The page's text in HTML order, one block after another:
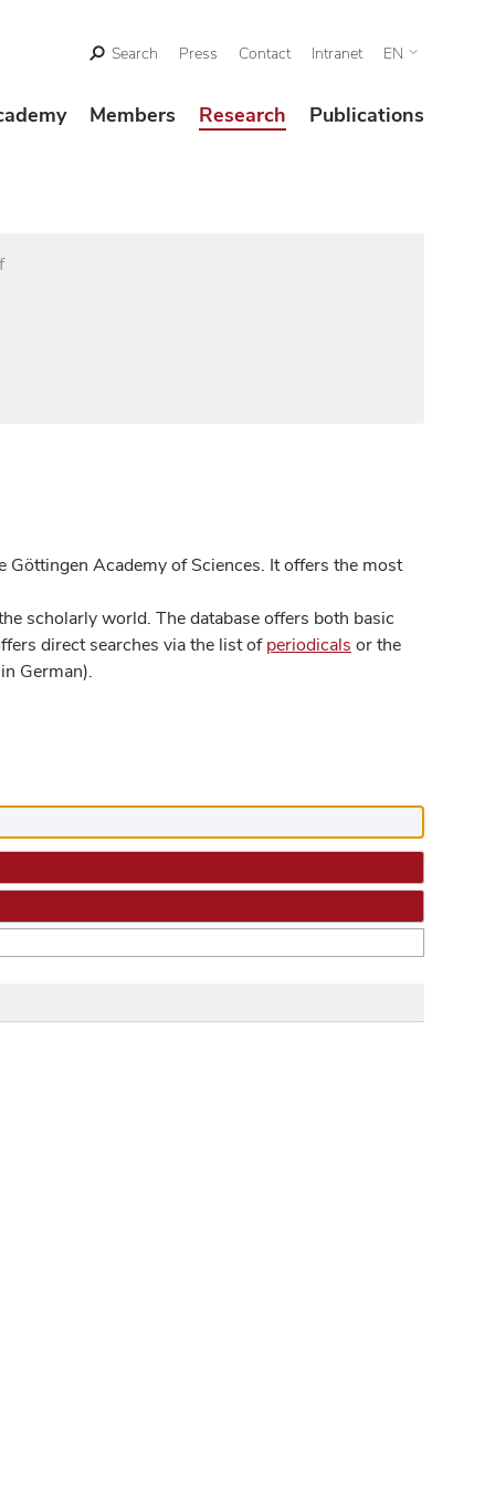
Search Press Contact Intranet EN
Members Research Publications
Academy of Sciences. It offers the most
scholarly world. The database offers both basic
direct searches via the list ofperiodicals or the
German).